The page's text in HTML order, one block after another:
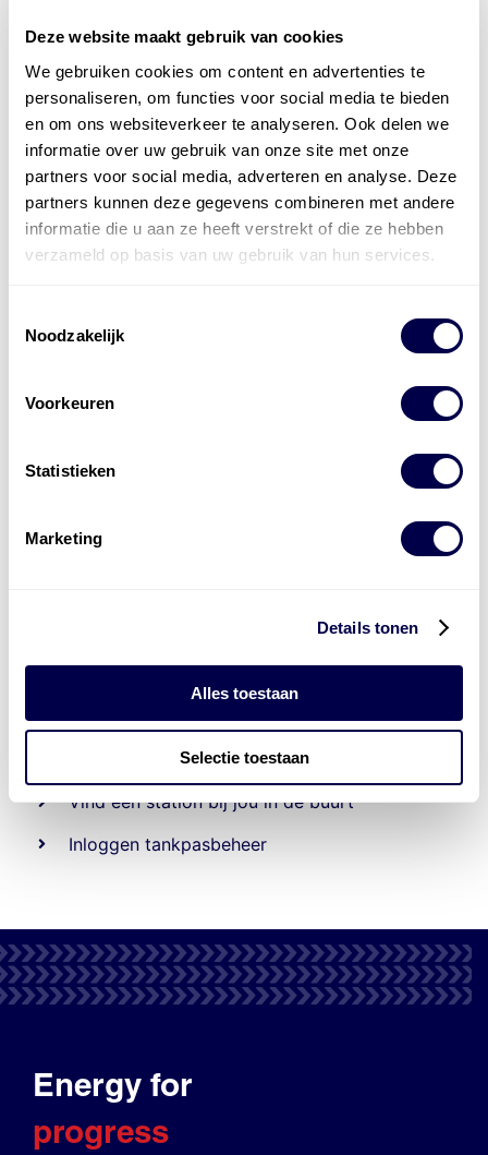
Deze website maakt gebruik van cookies
We gebruiken cookies om content en advertenties te
personaliseren, om functies voor social media te bieden
en om ons websiteverkeer te analyseren. Ook delen we
informatie over uw gebruik van onze site met onze
partners voor social media, adverteren en analyse. Deze
partners kunnen deze gegevens combineren met andere
informatie die u aan ze heeft verstrekt of die ze hebben
verzameld op basis van uw gebruik van hun services.
Noodzakelijk
Voorkeuren
Statistieken
Marketing
Details tonen
Alles toestaan
Selectie toestaan
Officieel distributeur met Mobil Smeermiddelen
voor alle sectoren
Welke olie heb ik nodig
Alle producten bekijken
ReferentiesKwikfit,Roba,de Groot
Den Hartog tank- en laadpas
Vind een station bij jou in de buurt
Inloggen tankpasbeheer
Energy for
progress